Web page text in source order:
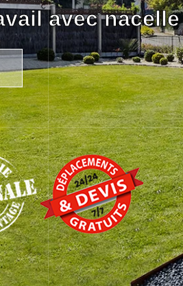
avec nacelle